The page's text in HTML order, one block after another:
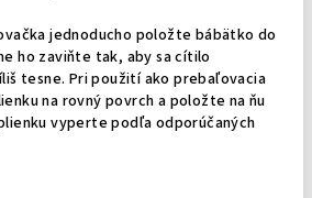
jednoducho položte bábätko do
ho zaviňte tak, aby sa cítilo
tesne. Pri použití ako prebaľovacia
na rovný povrch a položte na ňu
vyperte podľa odporúčaných